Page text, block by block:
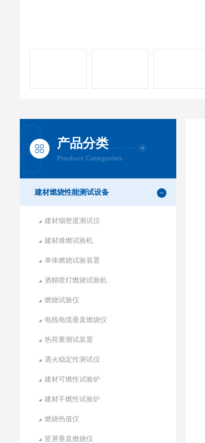
产品分类
Product Categories
建材燃烧性能测试设备
建材烟密度测试仪
建材难燃试验机
单体燃烧试验装置
酒精喷灯燃烧试验机
燃烧试验仪
电线电缆垂直燃烧仪
热荷重测试装置
遇火稳定性测试仪
建材可燃性试验炉
建材不燃性试验炉
燃烧热值仪
竖屏垂直燃烧仪